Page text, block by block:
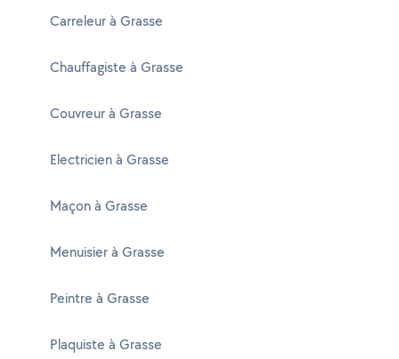
Carreleur à Grasse
Chauffagiste à Grasse
Couvreur à Grasse
Electricien à Grasse
Maçon à Grasse
Menuisier à Grasse
Peintre à Grasse
Plaquiste à Grasse